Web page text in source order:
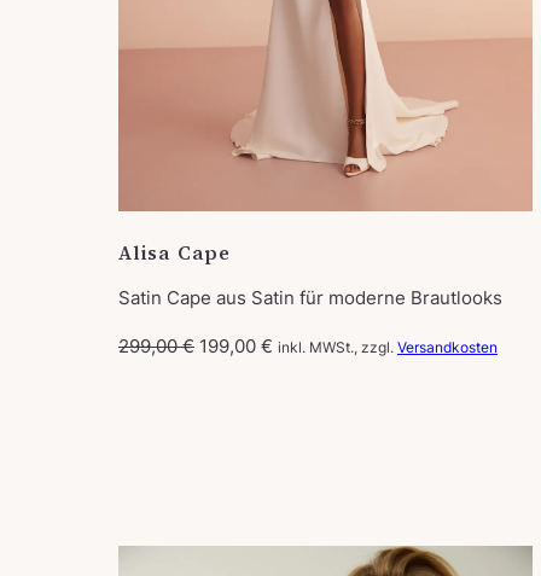
Alisa Cape
Satin Cape aus Satin für moderne Brautlooks
299,00€ U
199,00 € A
inkl. MWSt., zzgl. Versandkosten